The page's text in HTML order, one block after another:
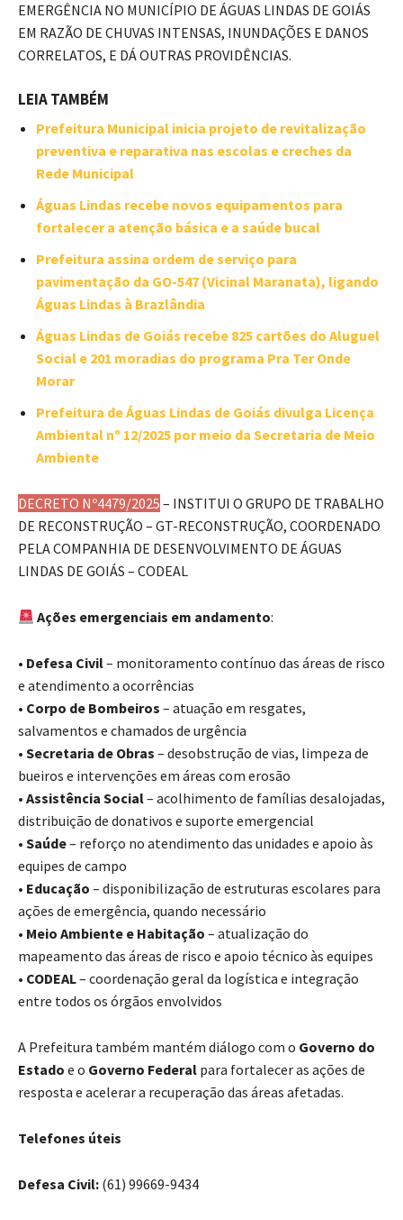
EMERGÊNCIA NO MUNICÍPIO DE ÁGUAS LINDAS DE GOIÁS
EM RAZÃO DE CHUVAS INTENSAS, INUNDAÇÕES E DANOS
CORRELATOS, E DÁ OUTRAS PROVIDÊNCIAS.
LEIA TAMBÉM
Prefeitura Municipal inicia projeto de revitalização
preventiva e reparativa nas escolas e creches da
Rede Municipal
Águas Lindas recebe novos equipamentos para
fortalecer a atenção básica e a saúde bucal
Prefeitura assina ordem de serviço para
pavimentação da GO-547 (Vicinal Maranata), ligando
Águas Lindas à Brazlândia
Águas Lindas de Goiás recebe 825 cartões do Aluguel
Social e 201 moradias do programa Pra Ter Onde
Morar
Prefeitura de Águas Lindas de Goiás divulga Licença
Ambiental nº 12/2025 por meio da Secretaria de Meio
Ambiente
DECRETO Nº4479/2025 – INSTITUI O GRUPO DE TRABALHO
DE RECONSTRUÇÃO – GT-RECONSTRUÇÃO, COORDENADO
PELA COMPANHIA DE DESENVOLVIMENTO DE ÁGUAS
LINDAS DE GOIÁS – CODEAL
Ações emergenciais em andamento:
• Defesa Civil– monitoramento contínuo das áreas de risco
e atendimento a ocorrências
• Corpo de Bombeiros – atuação em resgates,
salvamentos e chamados de urgência
• Secretaria de Obras – desobstrução de vias, limpeza de
bueiros e intervenções em áreas com erosão
• Assistência Social– acolhimento de famílias desalojadas,
distribuição de donativos e suporte emergencial
• Saúde– reforço no atendimento das unidades e apoio às
equipes de campo
• Educação – disponibilização de estruturas escolares para
ações de emergência, quando necessário
• Meio Ambiente e Habitação – atualização do
mapeamento das áreas de risco e apoio técnico às equipes
• CODEAL– coordenação geral da logística e integração
entre todos os órgãos envolvidos
A Prefeitura também mantém diálogo com o Governo do
Estado e o Governo Federal para fortalecer as ações de
resposta e acelerar a recuperação das áreas afetadas.
Telefones úteis
Defesa Civil: (61) 99669-9434